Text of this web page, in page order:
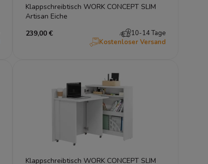
Klappschreibtisch WORK CONCEPT SLIM
Artisan Eiche
239,00 €
10-14 Tage
Kostenloser Versand
Klappschreibtisch WORK CONCEPT SLIM